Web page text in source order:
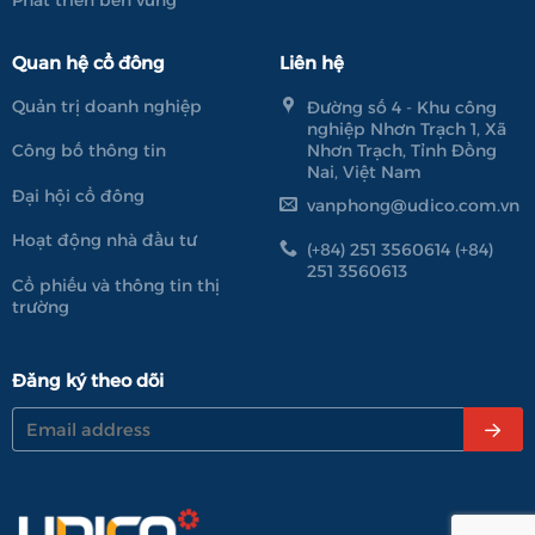
Quan hệ cổ đông
Quản trị doanh nghiệp
Công bố thông tin
Đại hội cổ đông
Hoạt động nhà đầu tư
Cổ phiếu và thông tin thị
trường
Liên hệ
Đường số 4 - Khu công
nghiệp Nhơn Trạch 1, Xã
Nhơn Trạch, Tỉnh Đồng
Nai, Việt Nam
vanphong@udico.com.vn
(+84) 251 3560614 (+84)
251 3560613
Đăng ký theo dõi